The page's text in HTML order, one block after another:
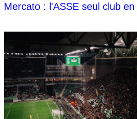
Mercato : l'ASSE seul club en